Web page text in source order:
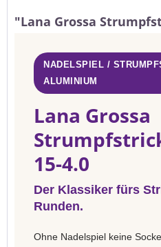
"Lana Grossa
NADELSPIEL /
ALUMINIUM
Lana Grossa
15-4.0
Der Klassiker fürs
Runden.
Ohne Nadelspiel keine